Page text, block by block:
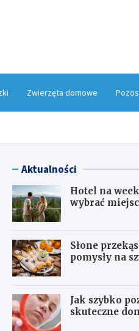
Zwierzęta domowe
Aktualności
Hotel na
wybrać
Słone
pomysły na
Jak szybko
skuteczne